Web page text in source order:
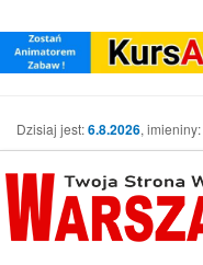
Dzisiaj jest:6.8.2026, imieniny: